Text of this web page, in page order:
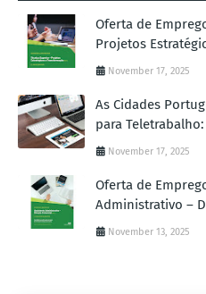
Oferta de
Projetos
November 17, 2025
As Cidades
para
November 17, 2025
Oferta de
Administrativo –
November 13, 2025